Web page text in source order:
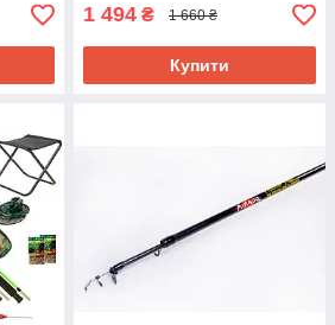
1 494 ₴ 1 660 ₴
Купити